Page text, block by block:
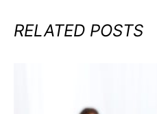
RELATED POSTS